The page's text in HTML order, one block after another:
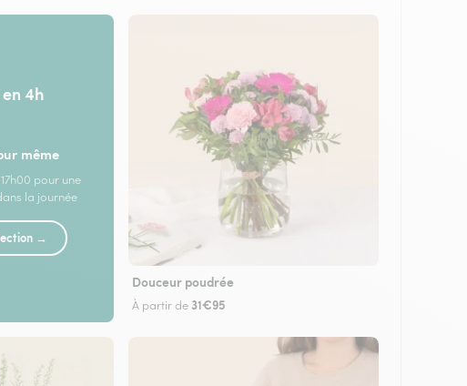
4h
même
pour une
la journée
→
Douceur poudrée
À partir de 31€95